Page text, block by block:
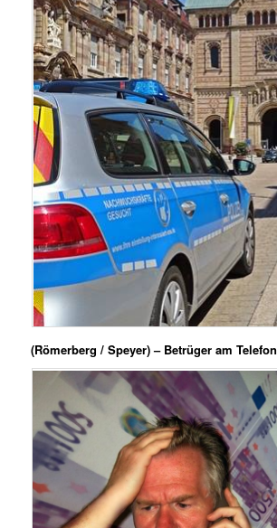
(Römerberg / Speyer) – Betrüger am Telefon